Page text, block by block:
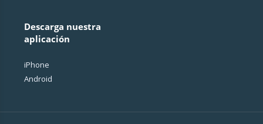
Descarga nuestra
aplicación
iPhone
Android